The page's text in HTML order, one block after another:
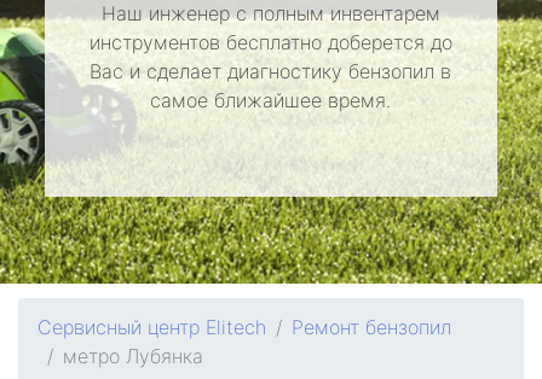
Наш инженер с полным инвентарем
инструментов бесплатно доберется до
Вас и сделает диагностику бензопил в
самое ближайшее время.
Сервисный центр Elitech
Ремонт бензопил
метро Лубянка